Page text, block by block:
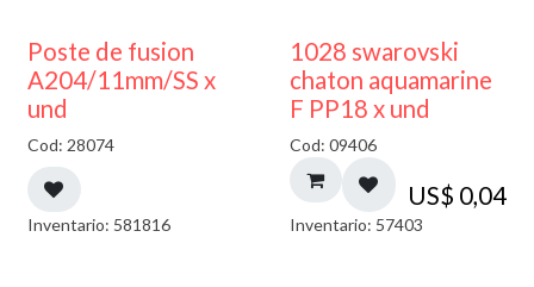
Poste de fusion
A204/11mm/SS x
und
Cod: 28074
Inventario: 581816
1028 swarovski
chaton aquamarine
F PP18 x und
Cod: 09406
US$ 0,04
Inventario: 57403